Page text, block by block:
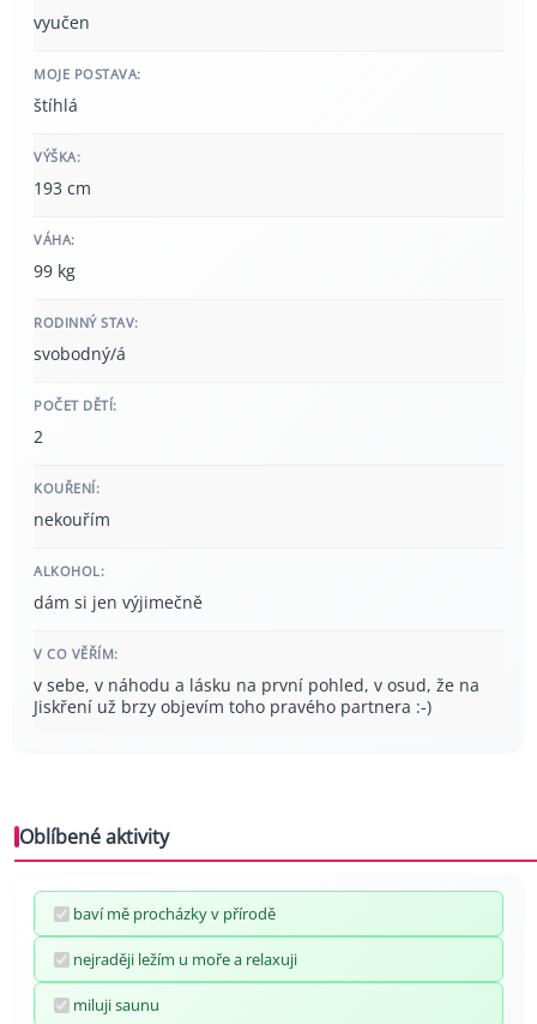
vyučen
MOJE POSTAVA:
štíhlá
VÝŠKA:
193 cm
VÁHA:
99 kg
RODINNÝ STAV:
svobodný/á
POČET DĚTÍ:
2
KOUŘENÍ:
nekouřím
ALKOHOL:
dám si jen výjimečně
V CO VĚŘÍM:
v sebe, v náhodu a lásku na první pohled, v osud, že na
Jiskření už brzy objevím toho pravého partnera :-)
Oblíbené aktivity
baví mě procházky v přírodě
nejraději ležím u moře a relaxuji
miluji saunu